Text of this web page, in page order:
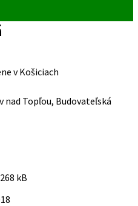
v Košiciach
nad Topľou, Budovateľská
268 kB